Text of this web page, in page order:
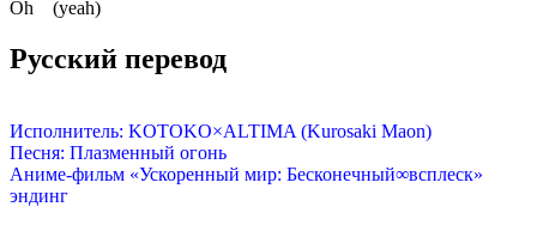
Oh (yeah)
Русский перевод
Исполнитель: KOTOKO×ALTIMA (Kurosaki Maon)
Песня: Плазменный огонь
Аниме-фильм «Ускоренный мир: Бесконечный∞всплеск»
эндинг